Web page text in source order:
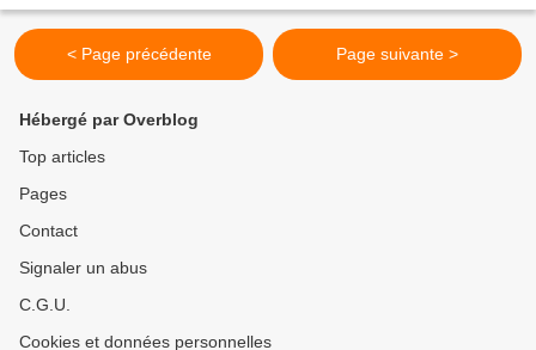
< Page précédente Page suivante >
Hébergé par Overblog
Top articles
Pages
Contact
Signaler un abus
C.G.U.
Cookies et données personnelles